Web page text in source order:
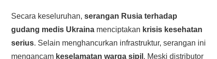
Secara keseluruhan, serangan Rusia terhadap
gudang medis Ukrainamenciptakan krisis kesehatan
serius. Selain menghancurkan infrastruktur, serangan ini
mengancam keselamatan warga sipil . Meski distributor